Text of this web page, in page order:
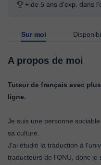
+ de 5 ans d'exp. dans
Sur moi
A propos de moi
Tuteur de français avec
ligne.
Je suis une personne
sa culture.
J'ai étudié la traduction à
traducteurs de l'ONU, donc je